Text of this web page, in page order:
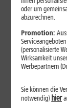
Bestenliste
halten
durch
oder um
abzurechnen.
Promotion:
(personalisierte
Wirksamkeit
Werbepartnern
Sie können die
notwendig) hier